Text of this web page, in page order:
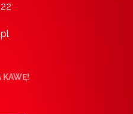
KAWĘ!